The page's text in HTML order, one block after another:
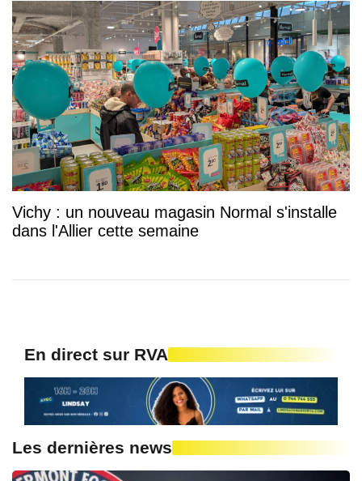
Vichy : un nouveau magasin Normal s'installe
dans l'Allier cette semaine
En direct sur RVA
Les dernières news